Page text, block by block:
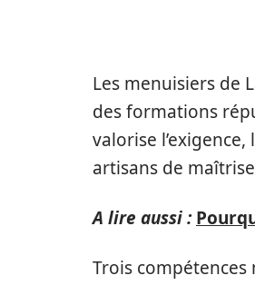
Les menuisiers de
des formations
valorise
artisans de
A lire aussi :
Trois